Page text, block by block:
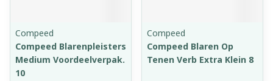
Compeed
Compeed Blarenpleisters
Medium Voordeelverpak.
10
Compeed
Compeed Blaren Op
Tenen Verb Extra Klein 8